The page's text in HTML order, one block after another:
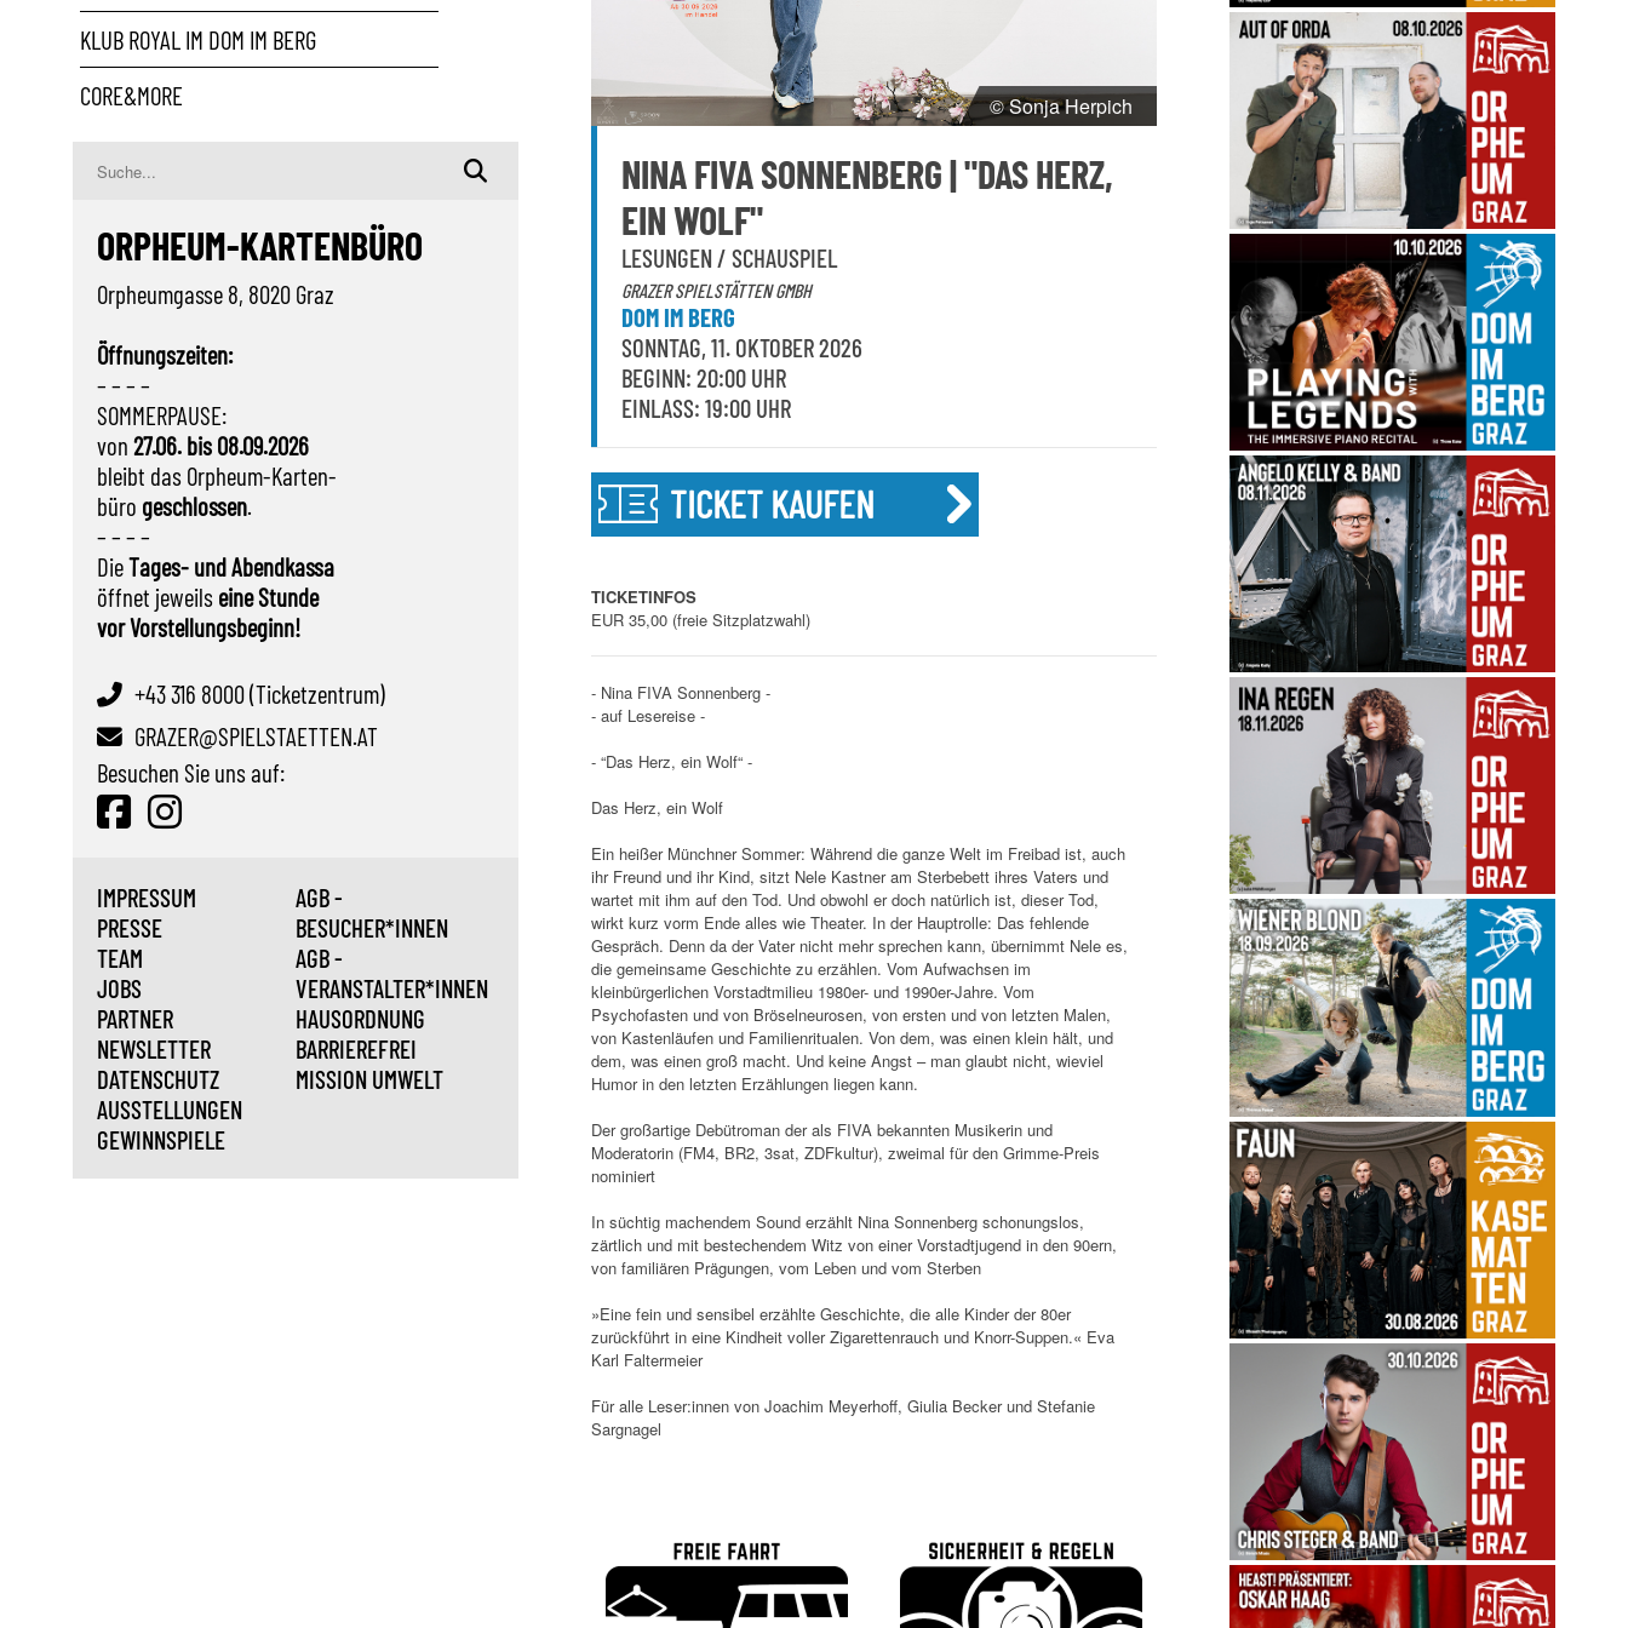
KLUB ROYAL IM DOM IM BERG
CORE&MORE
ORPHEUM-KARTENBÜRO
Orpheumgasse 8, 8020 Graz
Öffnungszeiten:
– – – –
SOMMERPAUSE:
von 27.06. bis 08.09.2026
bleibt das Orpheum-Karten-
büro geschlossen.
– – – –
DieTages- und Abendkassa
öffnet jeweils eine Stunde
vor Vorstellungsbeginn!
+43 316 8000 (Ticketzentrum)
GRAZER@SPIELSTAETTEN.AT
Besuchen Sie uns auf:
IMPRESSUM
PRESSE
TEAM
JOBS
PARTNER
NEWSLETTER
DATENSCHUTZ
AUSSTELLUNGEN
GEWINNSPIELE
AGB -
BESUCHER*INNEN
AGB -
VERANSTALTER*INNEN
HAUSORDNUNG
BARRIEREFREI
MISSION UMWELT
© Sonja Herpich
NINA FIVA SONNENBERG | "DAS HERZ,
EIN WOLF"
LESUNGEN / SCHAUSPIEL
GRAZER SPIELSTÄTTEN GMBH
DOM IM BERG
SONNTAG, 11. OKTOBER 2026
BEGINN: 20:00 UHR
EINLASS: 19:00 UHR
TICKET KAUFEN
TICKETINFOS
EUR 35,00 (freie Sitzplatzwahl)
- Nina FIVA Sonnenberg -
- auf Lesereise -
- “Das Herz, ein Wolf“ -
Das Herz, ein Wolf
Ein heißer Münchner Sommer: Während die ganze Welt im Freibad ist, auch
ihr Freund und ihr Kind, sitzt Nele Kastner am Sterbebett ihres Vaters und
wartet mit ihm auf den Tod. Und obwohl er doch natürlich ist, dieser Tod,
wirkt kurz vorm Ende alles wie Theater. In der Hauptrolle: Das fehlende
Gespräch. Denn da der Vater nicht mehr sprechen kann, übernimmt Nele es,
die gemeinsame Geschichte zu erzählen. Vom Aufwachsen im
kleinbürgerlichen Vorstadtmilieu 1980er- und 1990er-Jahre. Vom
Psychofasten und von Bröselneurosen, von ersten und von letzten Malen,
von Kastenläufen und Familienritualen. Von dem, was einen klein hält, und
dem, was einen groß macht. Und keine Angst – man glaubt nicht, wieviel
Humor in den letzten Erzählungen liegen kann.
Der großartige Debütroman der als FIVA bekannten Musikerin und
Moderatorin (FM4, BR2, 3sat, ZDFkultur), zweimal für den Grimme-Preis
nominiert
In süchtig machendem Sound erzählt Nina Sonnenberg schonungslos,
zärtlich und mit bestechendem Witz von einer Vorstadtjugend in den 90ern,
von familiären Prägungen, vom Leben und vom Sterben
»Eine fein und sensibel erzählte Geschichte, die alle Kinder der 80er
zurückführt in eine Kindheit voller Zigarettenrauch und Knorr-Suppen.« Eva
Karl Faltermeier
Für alle Leser:innen von Joachim Meyerhoff, Giulia Becker und Stefanie
Sargnagel